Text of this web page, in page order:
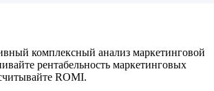
комплексный анализ маркетинговой
рентабельность маркетинговых
ROMI.